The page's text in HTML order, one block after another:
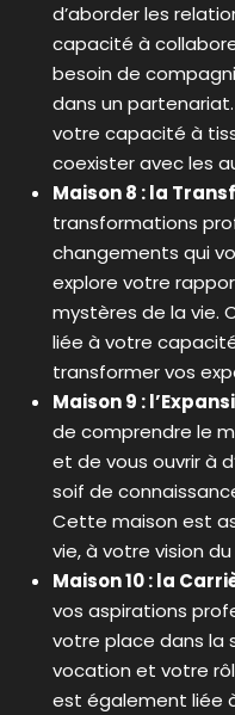
d’aborder les
capacité à
besoin de
dans un
votre capacité à
coexister avec les
Maison 8 : la
transformations
changements qui
explore votre
mystères de la vie.
liée à votre
transformer vos
Maison 9 :
de comprendre le
et de vous ouvrir à
soif de
Cette maison est
vie, à votre vision
Maison 10 : la
vos aspirations
votre place dans la
vocation et votre
est également liée